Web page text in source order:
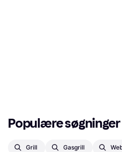
Populære søgninger
Grill Gasgrill